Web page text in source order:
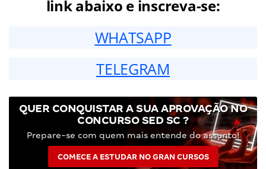
link abaixo e inscreva-se:
WHATSAPP
TELEGRAM
QUER CONQUISTAR A SUA APROVAÇÃO NO
CONCURSO SED SC ?
Prepare-se com quem mais entende do assunto!
COMECE A ESTUDAR NO GRAN CURSOS